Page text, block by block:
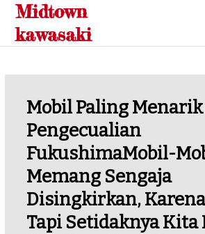
Skip
content
Midtown
kawasaki
Mobil Paling
Pengecualian
FukushimaMobil-
Memang Sengaja
Disingkirkan,
Tapi Setidaknya Kita